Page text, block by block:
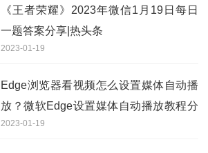
《王者荣耀》2023年微信1月19日每日
一题答案分享|热头条
2023-01-19
Edge浏览器看视频怎么设置媒体自动播
放？微软Edge设置媒体自动播放教程分
享
2023-01-19